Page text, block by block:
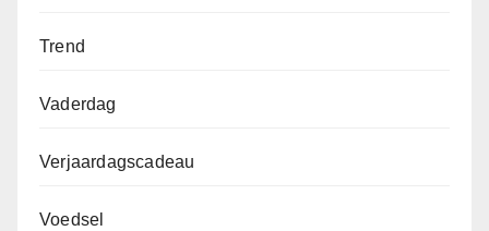
Trend
Vaderdag
Verjaardagscadeau
Voedsel